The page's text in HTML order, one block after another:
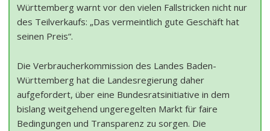
Württemberg warnt vor den vielen Fallstricken nicht nur
des Teilverkaufs: „Das vermeintlich gute Geschäft hat
seinen Preis“.
Die Verbraucherkommission des Landes Baden-
Württemberg hat die Landesregierung daher
aufgefordert, über eine Bundesratsinitiative in dem
bislang weitgehend ungeregelten Markt für faire
Bedingungen und Transparenz zu sorgen. Die